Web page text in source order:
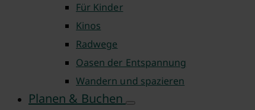
Für Kinder
Kinos
Radwege
Oasen der Entspannung
Wandern und spazieren
Planen & Buchen